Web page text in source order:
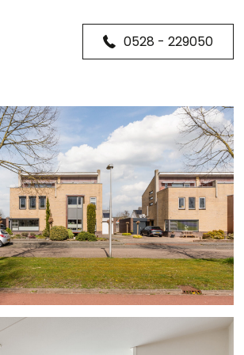
0528 - 229050